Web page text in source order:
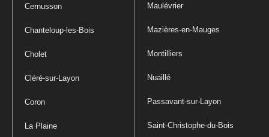
Cernusson
Chanteloup-les-Bois
Cholet
Cléré-sur-Layon
Coron
La Plaine
Maulévrier
Mazières-en-Mauges
Montilliers
Nuaillé
Passavant-sur-Layon
Saint-Christophe-du-Bois